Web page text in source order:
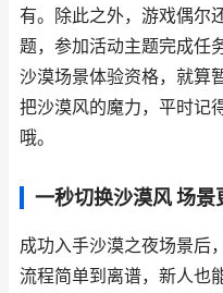
有。除此之外，游戏偶尔
题，参加活动主题完成任
沙漠场景体验资格，就算
把沙漠风的魔力，平时记
哦。
一秒切换沙漠风 场景
成功入手沙漠之夜场景后
流程简单到离谱，新人也